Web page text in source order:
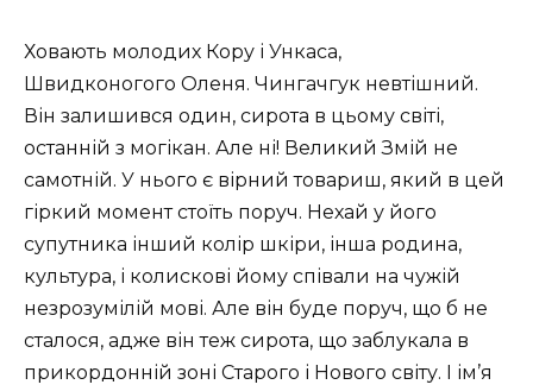
Ховають молодих Кору і Ункаса,
Швидконогого Оленя. Чингачгук невтішний.
Він залишився один, сирота в цьому світі,
останній з могікан. Але ні! Великий Змій не
самотній. У нього є вірний товариш, який в цей
гіркий момент стоїть поруч. Нехай у його
супутника інший колір шкіри, інша родина,
культура, і колискові йому співали на чужій
незрозумілій мові. Але він буде поруч, що б не
сталося, адже він теж сирота, що заблукала в
прикордонній зоні Старого і Нового світу. І ім’я